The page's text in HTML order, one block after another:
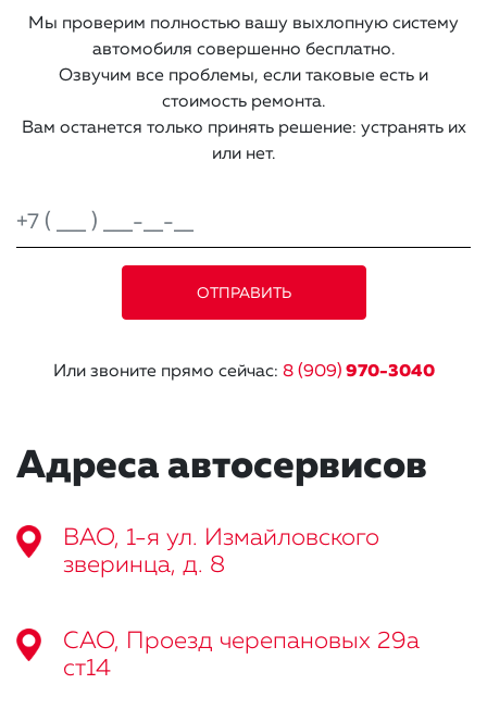
Мы проверим полностью вашу выхлопную систему
автомобиля совершенно бесплатно.
Озвучим все проблемы, если таковые есть и
стоимость ремонта.
Вам останется только принять решение: устранять их
или нет.
Или звоните прямо сейчас: 8 (909) 970-3040
Адреса автосервисов
ВАО, 1-я ул. Измайловского
зверинца, д. 8
САО, Проезд черепановых 29а
ст14